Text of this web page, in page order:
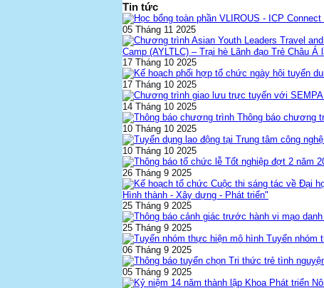
Tin tức
05 Tháng 11 2025
Camp (AYLTLC) – Trại hè Lãnh đạo Trẻ Châu Á
17 Tháng 10 2025
17 Tháng 10 2025
14 Tháng 10 2025
Thông báo chương
10 Tháng 10 2025
10 Tháng 10 2025
26 Tháng 9 2025
Hình thành - Xây dựng - Phát triển"
25 Tháng 9 2025
25 Tháng 9 2025
Tuyển nhóm
06 Tháng 9 2025
05 Tháng 9 2025